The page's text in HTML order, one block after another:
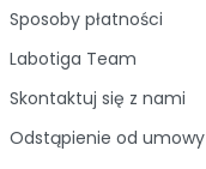
Sposoby płatności
Labotiga Team
Skontaktuj się z nami
Odstąpienie od umowy